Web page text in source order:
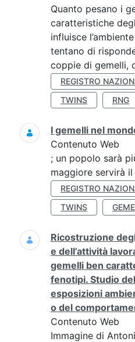
Quanto pesano i
caratteristiche
influisce
tentano di
coppie di gemelli,
REGISTRO
TWINS
RNG
I gemelli nel
Contenuto Web
; un popolo sarà
maggiore servirà il
REGISTRO
TWINS
Ricostruzione
e dell’attività
gemelli ben
fenotipi. Studio
esposizioni
o del
Contenuto Web
Immagine di